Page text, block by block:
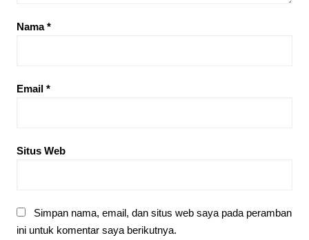
Nama*
Email *
Situs Web
Simpan nama, email, dan situs web saya pada peramban
ini untuk komentar saya berikutnya.